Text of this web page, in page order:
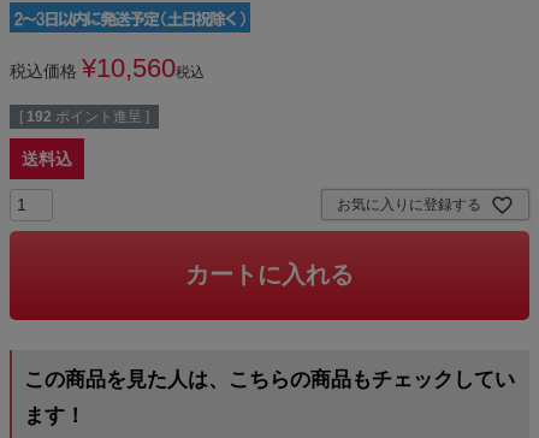
税込価格 ¥10,560税込
[ 192 ポイント進呈 ]
送料込
お気に入りに登録する
カートに入れる
この商品を見た人は、こちらの商品もチェックしてい
ます！